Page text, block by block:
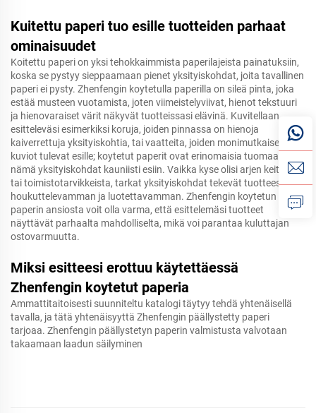
Kuitettu paperi tuo esille tuotteiden parhaat
ominaisuudet
Koitettu paperi on yksi tehokkaimmista paperilajeista painatuksiin,
koska se pystyy sieppaamaan pienet yksityiskohdat, joita tavallinen
paperi ei pysty. Zhenfengin koytetulla paperilla on sileä pinta, joka
estää musteen vuotamista, joten viimeistelyviivat, hienot tekstuuri
ja hienovaraiset värit näkyvät tuotteissasi elävinä. Kuvitellaan
esitteleväsi esimerkiksi koruja, joiden pinnassa on hienoja
kaiverrettuja yksityiskohtia, tai vaatteita, joiden monimutkaiset
kuviot tulevat esille; koytetut paperit ovat erinomaisia tuomaan
nämä yksityiskohdat kauniisti esiin. Vaikka kyse olisi arjen keittiö-
tai toimistotarvikkeista, tarkat yksityiskohdat tekevät tuotteesta
houkuttelevamman ja luotettavamman. Zhenfengin koytetun
paperin ansiosta voit olla varma, että esittelemäsi tuotteet
näyttävät parhaalta mahdolliselta, mikä voi parantaa kuluttajan
ostovarmuutta.
Miksi esitteesi erottuu käytettäessä
Zhenfengin koytetut paperia
Ammattitaitoisesti suunniteltu katalogi täytyy tehdä yhtenäisellä
tavalla, ja tätä yhtenäisyyttä Zhenfengin päällystetty paperi
tarjoaa. Zhenfengin päällystetyn paperin valmistusta valvotaan
takaamaan laadun säilyminen